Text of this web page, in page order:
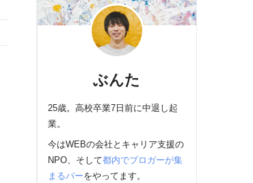
ぶんた
25歳。高校卒業7日前に中退し起
業。
今はWEBの会社とキャリア支援の
NPO、そして都内でブロガーが集
まるバーをやってます。